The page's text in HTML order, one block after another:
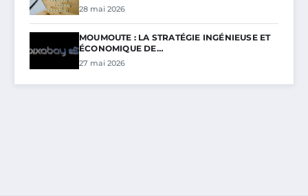
28 mai 2026
MOUMOUTE : LA STRATÉGIE INGÉNIEUSE ET
ÉCONOMIQUE DE…
27 mai 2026